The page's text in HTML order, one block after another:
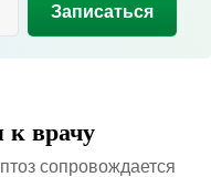
Записаться
к врачу
сопровождается